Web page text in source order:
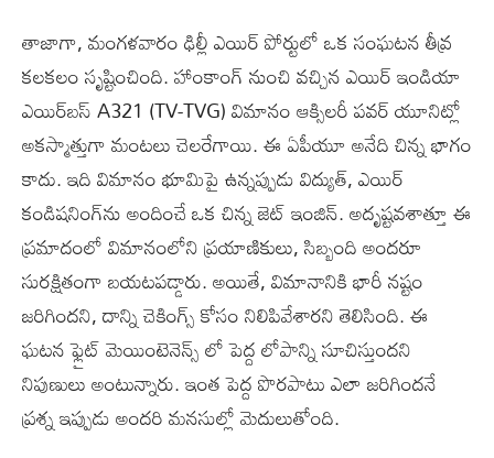
తాజాగా, మంగళవారం ఢిల్లీ ఎయిర్ పోర్టులో ఒక సంఘటన తీవ్ర
కలకలం సృష్టించింది. హాంకాంగ్ నుంచి వచ్చిన ఎయిర్ ఇండియా
ఎయిర్‌బస్ A321 (TV-TVG) విమానం ఆక్సిలరీ పవర్ యూనిట్లో
అకస్మాత్తుగా మంటలు చెలరేగాయి. ఈ ఏపీయూ అనేది చిన్న భాగం
కాదు. ఇది విమానం భూమిపై ఉన్నప్పుడు విద్యుత్, ఎయిర్
కండిషనింగ్‌ను అందించే ఒక చిన్న జెట్ ఇంజిన్. అదృష్టవశాత్తూ ఈ
ప్రమాదంలో విమానంలోని ప్రయాణికులు, సిబ్బంది అందరూ
సురక్షితంగా బయటపడ్డారు. అయితే, విమానానికి భారీ నష్టం
జరిగిందని, దాన్ని చెకింగ్స్ కోసం నిలిపివేశారని తెలిసింది. ఈ
ఘటన ఫ్లైట్ మెయింటెనెన్స్ లో పెద్ద లోపాన్ని సూచిస్తుందని
నిపుణులు అంటున్నారు. ఇంత పెద్ద పొరపాటు ఎలా జరిగిందనే
ప్రశ్న ఇప్పుడు అందరి మనసుల్లో మెదులుతోంది.